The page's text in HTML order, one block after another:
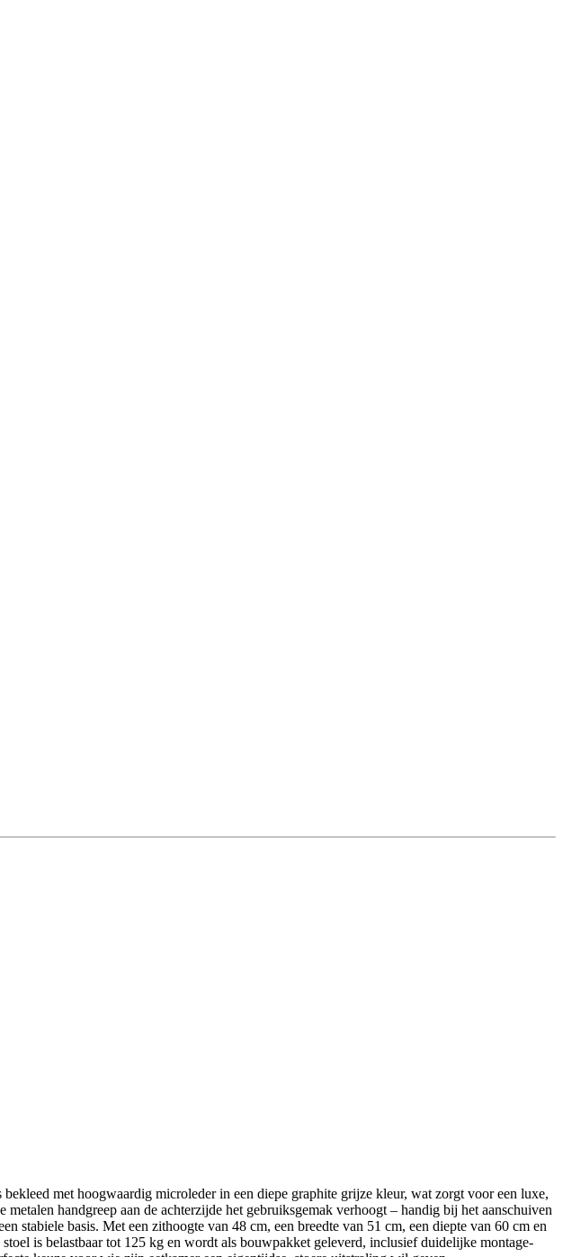
met hoogwaardig microleder in een diepe graphite grijze kleur, wat zorgt voor een luxe,
handgreep aan de achterzijde het gebruiksgemak verhoogt – handig bij het aanschuiven
stabiele basis. Met een zithoogte van 48 cm, een breedte van 51 cm, een diepte van 60 cm en
is belastbaar tot 125 kg en wordt als bouwpakket geleverd, inclusief duidelijke montage-